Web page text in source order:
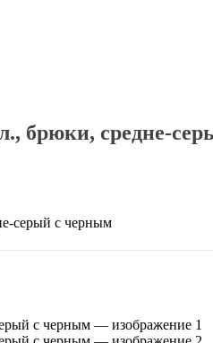
брюки, средне-
серый с черным